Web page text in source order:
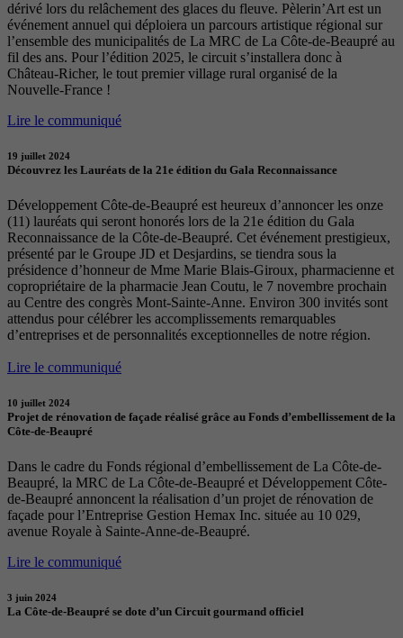
dérivé lors du relâchement des glaces du fleuve. Pèlerin’Art est un
événement annuel qui déploiera un parcours artistique régional sur
l’ensemble des municipalités de La MRC de La Côte-de-Beaupré au
fil des ans. Pour l’édition 2025, le circuit s’installera donc à
Château-Richer, le tout premier village rural organisé de la
Nouvelle-France !
Lire le communiqué
19 juillet 2024
Découvrez les Lauréats de la 21e édition du Gala Reconnaissance
Développement Côte-de-Beaupré est heureux d’annoncer les onze
(11) lauréats qui seront honorés lors de la 21e édition du Gala
Reconnaissance de la Côte-de-Beaupré. Cet événement prestigieux,
présenté par le Groupe JD et Desjardins, se tiendra sous la
présidence d’honneur de Mme Marie Blais-Giroux, pharmacienne et
copropriétaire de la pharmacie Jean Coutu, le 7 novembre prochain
au Centre des congrès Mont-Sainte-Anne. Environ 300 invités sont
attendus pour célébrer les accomplissements remarquables
d’entreprises et de personnalités exceptionnelles de notre région.
Lire le communiqué
10 juillet 2024
Projet de rénovation de façade réalisé grâce au Fonds d’embellissement de la
Côte-de-Beaupré
Dans le cadre du Fonds régional d’embellissement de La Côte-de-
Beaupré, la MRC de La Côte-de-Beaupré et Développement Côte-
de-Beaupré annoncent la réalisation d’un projet de rénovation de
façade pour l’Entreprise Gestion Hemax Inc. située au 10 029,
avenue Royale à Sainte-Anne-de-Beaupré.
Lire le communiqué
3 juin 2024
La Côte-de-Beaupré se dote d’un Circuit gourmand officiel